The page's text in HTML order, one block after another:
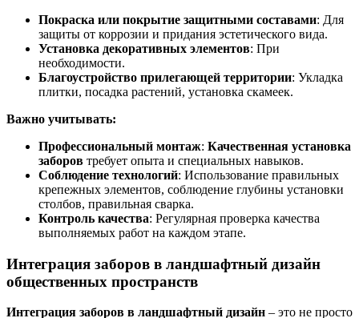
Покраска или покрытие защитными составами: Для
защиты от коррозии и придания эстетического вида.
Установка декоративных элементов: При
необходимости.
Благоустройство прилегающей территории: Укладка
плитки, посадка растений, установка скамеек.
Важно учитывать:
Профессиональный монтаж: Качественная установка
заборов требует опыта и специальных навыков.
Соблюдение технологий: Использование правильных
крепежных элементов, соблюдение глубины установки
столбов, правильная сварка.
Контроль качества: Регулярная проверка качества
выполняемых работ на каждом этапе.
Интеграция заборов в ландшафтный дизайн
общественных пространств
Интеграция заборов в ландшафтный дизайн – это не просто